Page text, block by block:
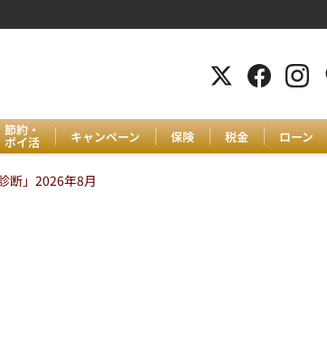
節約・
ポイ活 キャンペーン 保険 税金 ローン
断」2026年8月